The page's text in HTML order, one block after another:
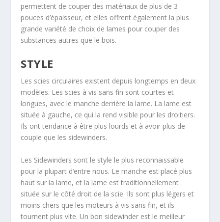
permettent de couper des matériaux de plus de 3
pouces d’épaisseur, et elles offrent également la plus
grande variété de choix de lames pour couper des
substances autres que le bois.
STYLE
Les scies circulaires existent depuis longtemps en deux
modèles. Les scies à vis sans fin sont courtes et
longues, avec le manche derrière la lame. La lame est
située à gauche, ce qui la rend visible pour les droitiers.
Ils ont tendance à être plus lourds et à avoir plus de
couple que les sidewinders.
Les Sidewinders sont le style le plus reconnaissable
pour la plupart d’entre nous. Le manche est placé plus
haut sur la lame, et la lame est traditionnellement
située sur le côté droit de la scie. Ils sont plus légers et
moins chers que les moteurs à vis sans fin, et ils
tournent plus vite. Un bon sidewinder est le meilleur